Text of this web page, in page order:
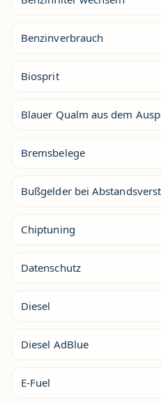
Benzinverbrauch
Biosprit
Blauer Qualm aus dem
Bremsbelege
Bußgelder bei
Chiptuning
Datenschutz
Diesel
Diesel AdBlue
E-Fuel